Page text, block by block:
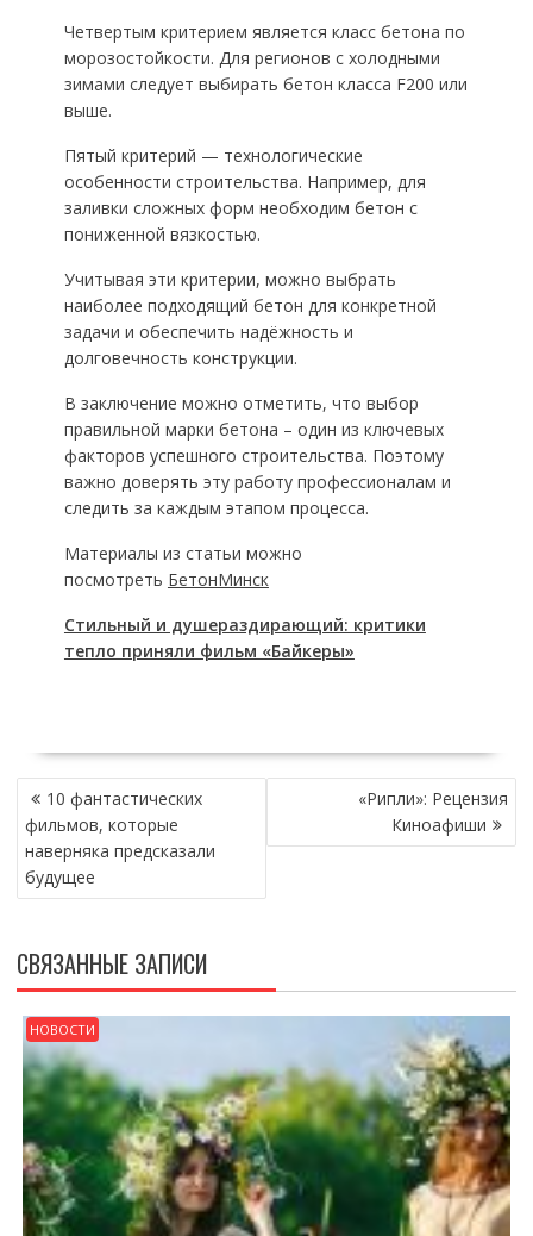
Четвертым критерием является класс бетона по
морозостойкости. Для регионов с холодными
зимами следует выбирать бетон класса F200 или
выше.
Пятый критерий — технологические
особенности строительства. Например, для
заливки сложных форм необходим бетон с
пониженной вязкостью.
Учитывая эти критерии, можно выбрать
наиболее подходящий бетон для конкретной
задачи и обеспечить надёжность и
долговечность конструкции.
В заключение можно отметить, что выбор
правильной марки бетона – один из ключевых
факторов успешного строительства. Поэтому
важно доверять эту работу профессионалам и
следить за каждым этапом процесса.
Материалы из статьи можно
посмотреть БетонМинск
Стильный и душераздирающий: критики
тепло приняли фильм «Байкеры»
НАВИГАЦИЯ
ПО
ЗАПИСЯМ
10 фантастических
фильмов, которые
наверняка предсказали
будущее
«Рипли»: Рецензия
Киноафиши
СВЯЗАННЫЕ ЗАПИСИ
НОВОСТИ